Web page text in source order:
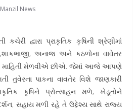
Manzil News
કચેરી દ્વારા પ્રાકૃતિક કૃષિની શ્રેણીમાં
અનાજ અને કઠળોના વાવેતર
માહિતી મેળવીએ છીએ. જેમાં આજે આપણે
તુવેરના પાકના વાવતેર વિશે જાણકારી
કૃષિને પ્રોત્સાહન મળે, ખેડૂતોને
સહાય મળી રહે તે ઉદ્દેશ્ય સાથે રાજ્ય